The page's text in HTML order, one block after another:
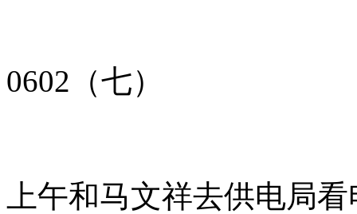
0602（七）
上午和马文祥去供电局